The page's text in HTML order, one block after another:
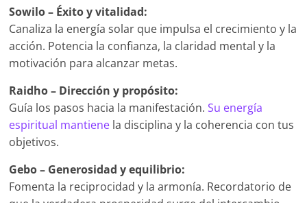
Sowilo – Éxito y vitalidad:
Canaliza la energía solar que impulsa el crecimiento y la
acción. Potencia la confianza, la claridad mental y la
motivación para alcanzar metas.
Raidho – Dirección y propósito:
Guía los pasos hacia la manifestación.Su energía
espiritual mantiene la disciplina y la coherencia con tus
objetivos.
Gebo – Generosidad y equilibrio:
Fomenta la reciprocidad y la armonía. Recordatorio de